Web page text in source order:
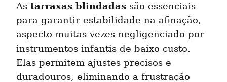
As tarraxas blindadas são essenciais
para garantir estabilidade na afinação,
aspecto muitas vezes negligenciado por
instrumentos infantis de baixo custo.
Elas permitem ajustes precisos e
duradouros, eliminando a frustração